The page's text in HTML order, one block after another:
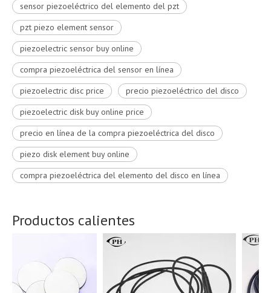
sensor piezoeléctrico del elemento del pzt
pzt piezo element sensor
piezoelectric sensor buy online
compra piezoeléctrica del sensor en línea
piezoelectric disc price
precio piezoeléctrico del disco
piezoelectric disk buy online price
precio en línea de la compra piezoeléctrica del disco
piezo disk element buy online
compra piezoeléctrica del elemento del disco en línea
Productos calientes